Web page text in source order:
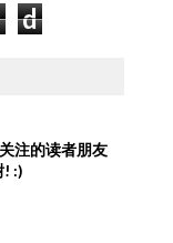
d
注的读者朋友
! :)